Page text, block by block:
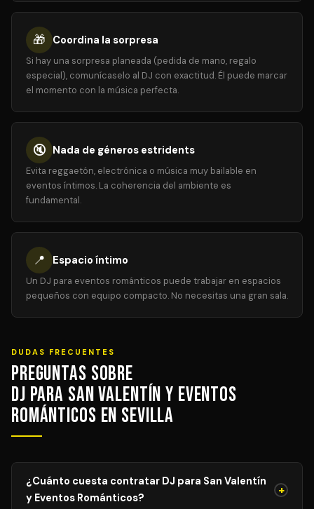
🎁 Coordina la sorpresa
Si hay una sorpresa planeada (pedida de mano, regalo
especial), comunícaselo al DJ con exactitud. Él puede marcar
el momento con la música perfecta.
🔇 Nada de géneros estridents
Evita reggaetón, electrónica o música muy bailable en
eventos íntimos. La coherencia del ambiente es
fundamental.
📍 Espacio íntimo
Un DJ para eventos románticos puede trabajar en espacios
pequeños con equipo compacto. No necesitas una gran sala.
DUDAS FRECUENTES
Preguntas sobre
DJ para San Valentín y Eventos
Románticos en Sevilla
¿Cuánto cuesta contratar DJ para San Valentín
y Eventos Románticos?
+